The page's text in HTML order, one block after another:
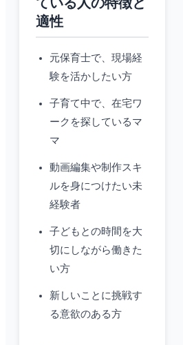
適性
元保育士で、現場経
験を活かしたい方
子育て中で、在宅ワ
ークを探しているマ
マ
動画編集や制作スキ
ルを身につけたい未
経験者
子どもとの時間を大
切にしながら働きた
い方
新しいことに挑戦す
る意欲のある方